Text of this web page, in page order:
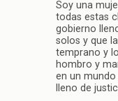
Soy una
todas estas
gobierno
solos y que
temprano y
hombro y
en un
lleno de